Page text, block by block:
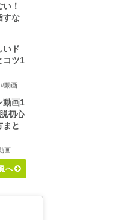
！
すな
いド
コツ1
#動画
動画1
初心
まと
画
へ